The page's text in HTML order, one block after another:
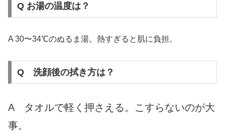
Q お湯の温度は？
A 30〜34℃のぬるま湯。熱すぎると肌に負担。
Q 洗顔後の拭き方は？
A タオルで軽く押さえる。こすらないのが大
事。